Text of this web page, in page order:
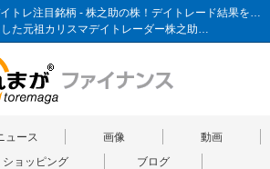
とれまがファイナンス - デイトレ注目銘柄 - 株之助の株！デイトレード結果を頻繁に公開するブログ
た元祖カリスマデイトレーダー株之助…
ュース 画像
動画
ショッピング ブログ